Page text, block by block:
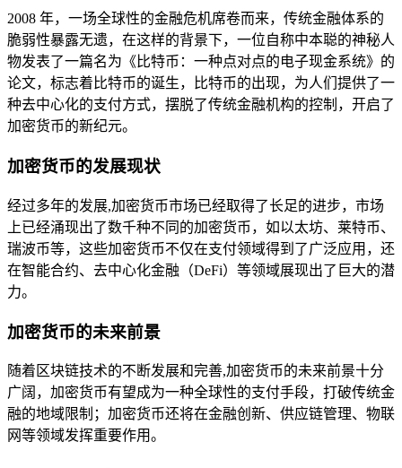
2008 年，一场全球性的金融危机席卷而来，传统金融体系的
脆弱性暴露无遗，在这样的背景下，一位自称中本聪的神秘人
物发表了一篇名为《比特币：一种点对点的电子现金系统》的
论文，标志着比特币的诞生，比特币的出现，为人们提供了一
种去中心化的支付方式，摆脱了传统金融机构的控制，开启了
加密货币的新纪元。
加密货币的发展现状
经过多年的发展,加密货币市场已经取得了长足的进步，市场
上已经涌现出了数千种不同的加密货币，如以太坊、莱特币、
瑞波币等，这些加密货币不仅在支付领域得到了广泛应用，还
在智能合约、去中心化金融（DeFi）等领域展现出了巨大的潜
力。
加密货币的未来前景
随着区块链技术的不断发展和完善,加密货币的未来前景十分
广阔，加密货币有望成为一种全球性的支付手段，打破传统金
融的地域限制；加密货币还将在金融创新、供应链管理、物联
网等领域发挥重要作用。